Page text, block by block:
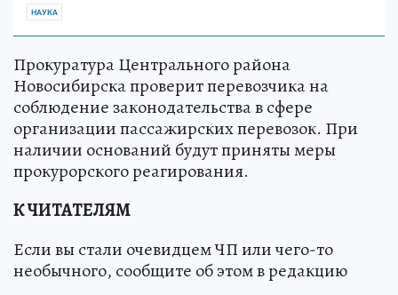
НАУКА
Прокуратура Центрального района
Новосибирска проверит перевозчика на
соблюдение законодательства в сфере
организации пассажирских перевозок. При
наличии оснований будут приняты меры
прокурорского реагирования.
К ЧИТАТЕЛЯМ
Если вы стали очевидцем ЧП или чего-то
необычного, сообщите об этом в редакцию